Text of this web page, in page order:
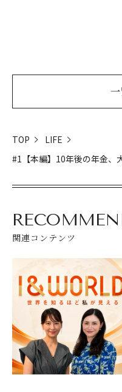
TOP
LIFE
#1【本編】10年後の年金、
関連コンテンツ